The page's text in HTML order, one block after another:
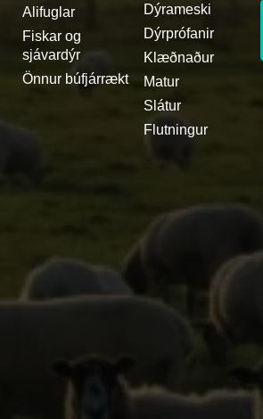
Alifuglar
Fiskar og
sjávardýr
Önnur búfjárrækt
Dýrameski
Dýrprófanir
Klæðnaður
Matur
Slátur
Flutningur